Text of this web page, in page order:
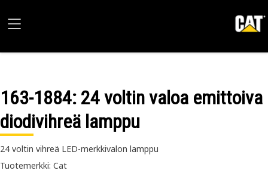
163-1884: 24 voltin valoa emittoiva
diodivihreä lamppu
24 voltin vihreä LED-merkkivalon lamppu
Tuotemerkki: Cat